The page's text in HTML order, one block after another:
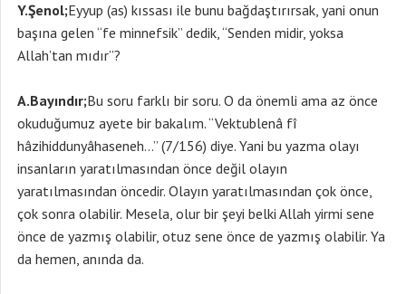
Y.Şenol;Eyyup (as) kıssası ile bunu bağdaştırırsak, yani onun
başına gelen “fe minnefsik” dedik, “Senden midir, yoksa
Allah’tan mıdır”?
A.Bayındır;Bu soru farklı bir soru. O da önemli ama az önce
okuduğumuz ayete bir bakalım. “Vektublenâ fî
hâzihiddunyâhaseneh…” (7/156) diye. Yani bu yazma olayı
insanların yaratılmasından önce değil olayın
yaratılmasından öncedir. Olayın yaratılmasından çok önce,
çok sonra olabilir. Mesela, olur bir şeyi belki Allah yirmi sene
önce de yazmış olabilir, otuz sene önce de yazmış olabilir. Ya
da hemen, anında da.